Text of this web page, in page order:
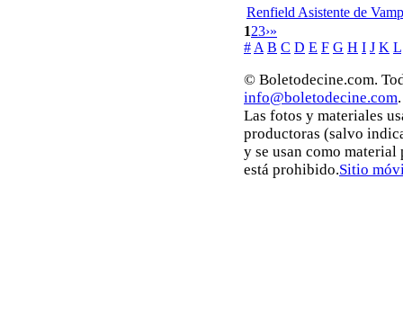
Renfield Asistente de
123›»
# A B C D E F G H I J K L
© Boletodecine.com.
info@boletodecine.com.
Las fotos y materiales
productoras (salvo
y se usan como
está prohibido.Sitio